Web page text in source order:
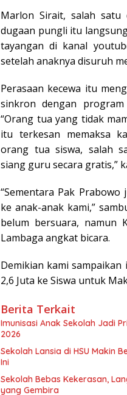
Marlon Sirait, salah
dugaan pungli itu
tayangan di kanal
setelah anaknya disuruh
Perasaan kecewa itu
sinkron dengan
“Orang tua yang tidak
itu terkesan memaksa
orang tua siswa, salah
siang guru secara gratis,”
“Sementara Pak
ke anak-anak kami,”
belum bersuara, namun
Lambaga angkat bicara.
Demikian kami
2,6 Juta ke Siswa untuk
Berita Terkait
Imunisasi Anak Sekolah Jadi
2026
Sekolah Lansia di HSU Makin
Ini
Sekolah Bebas Kekerasan,
yang Gembira